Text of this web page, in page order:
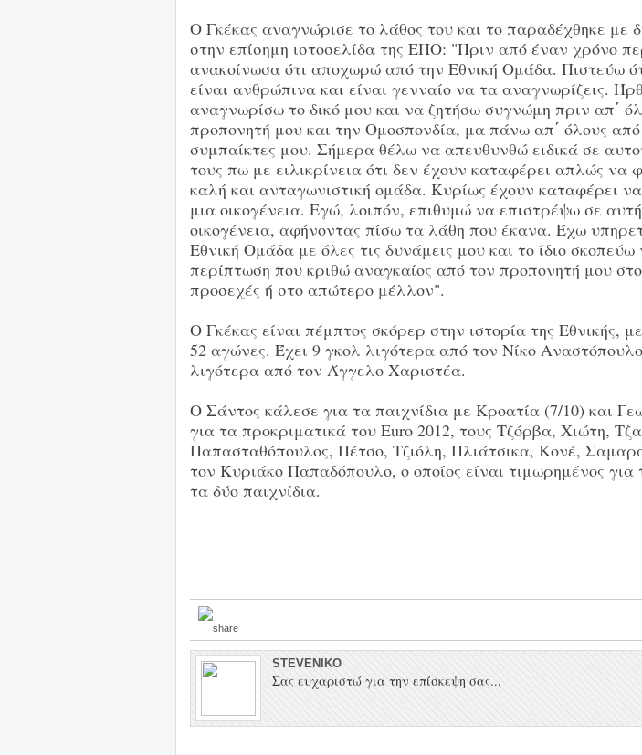
Ο Γκέκας αναγνώρισε το λάθος του και το παραδέχθηκε με
στην επίσημη ιστοσελίδα της ΕΠΟ: "Πριν από έναν χρόνο
ανακοίνωσα ότι αποχωρώ από την Εθνική Ομάδα. Πιστεύω
είναι ανθρώπινα και είναι γενναίο να τα αναγνωρίζεις.
αναγνωρίσω το δικό μου και να ζητήσω συγνώμη πριν απ΄
προπονητή μου και την Ομοσπονδία, μα πάνω απ΄ όλους από
συμπαίκτες μου. Σήμερα θέλω να απευθυνθώ ειδικά σε
τους πω με ειλικρίνεια ότι δεν έχουν καταφέρει απλώς να
καλή και ανταγωνιστική ομάδα. Κυρίως έχουν καταφέρει
μια οικογένεια. Εγώ, λοιπόν, επιθυμώ να επιστρέψω σε
οικογένεια, αφήνοντας πίσω τα λάθη που έκανα. Έχω
Εθνική Ομάδα με όλες τις δυνάμεις μου και το ίδιο
περίπτωση που κριθώ αναγκαίος από τον προπονητή μου
προσεχές ή στο απώτερο μέλλον".
Ο Γκέκας είναι πέμπτος σκόρερ στην ιστορία της Εθνικής,
52 αγώνες. Έχει 9 γκολ λιγότερα από τον Νίκο
λιγότερα από τον Άγγελο Χαριστέα.
Ο Σάντος κάλεσε για τα παιχνίδια με Κροατία (7/10) και
για τα προκριματικά του Euro 2012, τους Τζόρβα, Χιώτη,
Παπασταθόπουλος, Πέτσο, Τζιόλη, Πλιάτσικα, Κονέ,
τον Κυριάκο Παπαδόπουλο, ο οποίος είναι τιμωρημένος
τα δύο παιχνίδια.
STEVENIKO
Σας ευχαριστώ για την επίσκεψη σας...